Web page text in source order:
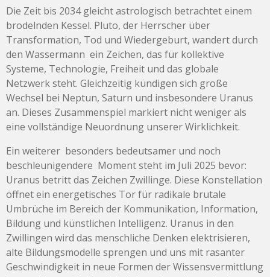
Die Zeit bis 2034 gleicht astrologisch betrachtet einem
brodelnden Kessel. Pluto, der Herrscher über
Transformation, Tod und Wiedergeburt, wandert durch
den Wassermann ein Zeichen, das für kollektive
Systeme, Technologie, Freiheit und das globale
Netzwerk steht. Gleichzeitig kündigen sich große
Wechsel bei Neptun, Saturn und insbesondere Uranus
an. Dieses Zusammenspiel markiert nicht weniger als
eine vollständige Neuordnung unserer Wirklichkeit.
Ein weiterer besonders bedeutsamer und noch
beschleunigendere Moment steht im Juli 2025 bevor:
Uranus betritt das Zeichen Zwillinge. Diese Konstellation
öffnet ein energetisches Tor für radikale brutale
Umbrüche im Bereich der Kommunikation, Information,
Bildung und künstlichen Intelligenz. Uranus in den
Zwillingen wird das menschliche Denken elektrisieren,
alte Bildungsmodelle sprengen und uns mit rasanter
Geschwindigkeit in neue Formen der Wissensvermittlung